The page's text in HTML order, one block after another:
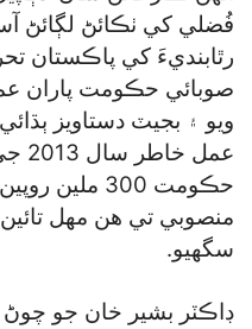
فُضلي کي ٺڪائڻ لڳائڻ
رٿابنديءَ کي پاڪستان
صوبائي حڪومت پاران
ويو ۽ بجيٽ دستاويز
حڪومت 300
منصوبي تي هن مهل
سگھيو.
ڊاڪٽر بشير خان جو چوڻ